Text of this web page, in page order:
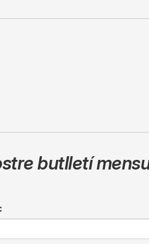
butlletí